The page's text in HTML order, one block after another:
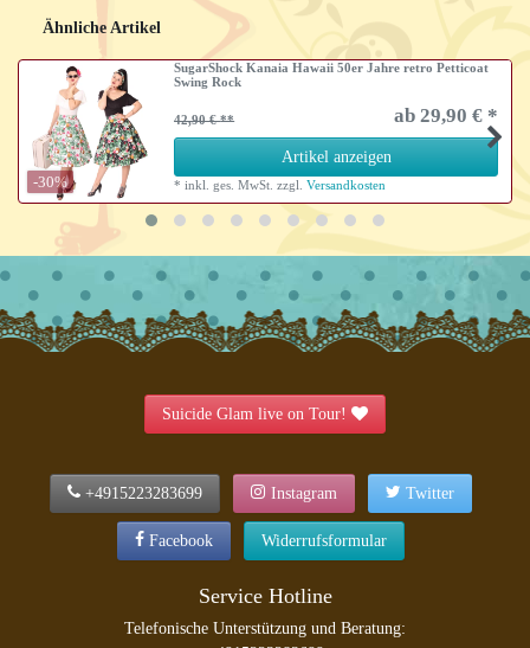
Ähnliche Artikel
-30%
SugarShock Kanaia Hawaii 50er Jahre retro Petticoat
Swing Rock
42,90 € ab 29,90 € *
Artikel anzeigen
*inkl. ges. MwSt. zzgl.Versandkosten
Suicide Glam live on Tour!
+4915223283699 Instagram Twitter
Facebook Widerrufsformular
Service Hotline
Telefonische Unterstützung und Beratung: